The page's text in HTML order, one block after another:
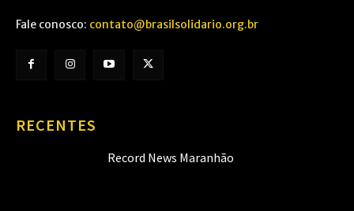
Fale conosco: contato@brasilsolidario.org.br
RECENTES
Record News Maranhão